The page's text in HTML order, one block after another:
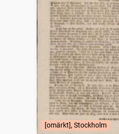
[omärkt], Stockholm